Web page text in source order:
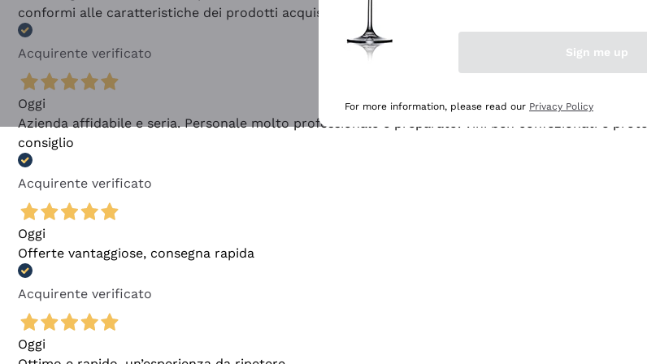
conformi alle caratteristiche dei prodotti acquistati
Acquirente verificato
Oggi
Azienda affidabile e seria. Personale molto professionale e preparato. Vini ben confezionati e
consiglio
Acquirente verificato
Oggi
Offerte vantaggiose, consegna rapida
Acquirente verificato
Oggi
Sign me up
For more information, please read our Privacy Policy